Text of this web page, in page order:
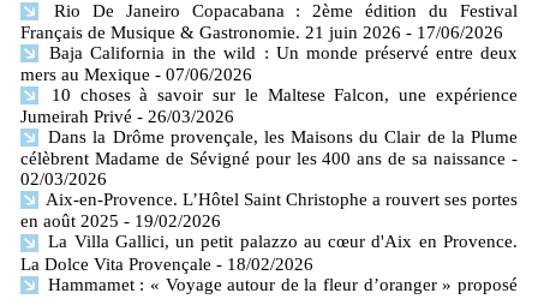
Rio De Janeiro Copacabana : 2ème édition du Festival
Français de Musique & Gastronomie. 21 juin 2026 - 17/06/2026
Baja California in the wild : Un monde préservé entre deux
mers​ au Mexique - 07/06/2026
10 choses à savoir sur le Maltese Falcon, une expérience
Jumeirah Privé - 26/03/2026
Dans la Drôme provençale, les Maisons du Clair de la Plume
célèbrent Madame de Sévigné pour les 400 ans de sa naissance -
02/03/2026
Aix-en-Provence. L’Hôtel Saint Christophe a rouvert ses portes
en août 2025 - 19/02/2026
La Villa Gallici, un petit palazzo au cœur d'Aix en Provence.
La Dolce Vita Provençale - 18/02/2026
Hammamet : « Voyage autour de la fleur d’oranger » proposé